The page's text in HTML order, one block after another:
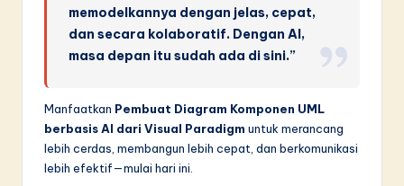
memodelkannya dengan jelas, cepat,
dan secara kolaboratif. Dengan AI,
masa depan itu sudah ada di sini.”
Manfaatkan Pembuat Diagram Komponen UML
berbasis AI dari Visual Paradigm untuk merancang
lebih cerdas, membangun lebih cepat, dan berkomunikasi
lebih efektif—mulai hari ini.